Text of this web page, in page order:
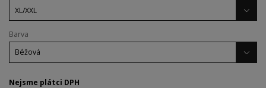
Barva
Nejsme plátci DPH